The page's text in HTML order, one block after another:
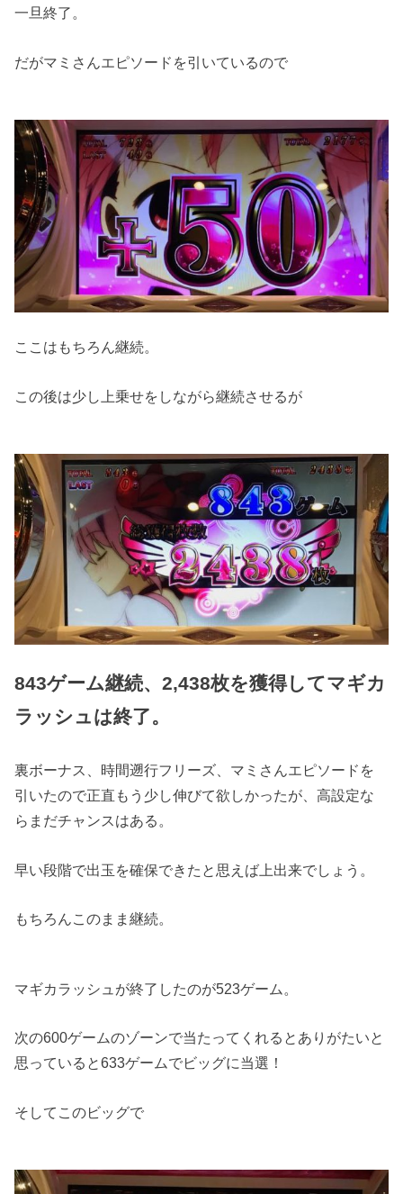
一旦終了。
だがマミさんエピソードを引いているので
ここはもちろん継続。
この後は少し上乗せをしながら継続させるが
843ゲーム継続、2,438枚を獲得してマギカ
ラッシュは終了。
裏ボーナス、時間遡行フリーズ、マミさんエピソードを
引いたので正直もう少し伸びて欲しかったが、高設定な
らまだチャンスはある。
早い段階で出玉を確保できたと思えば上出来でしょう。
もちろんこのまま継続。
マギカラッシュが終了したのが523ゲーム。
次の600ゲームのゾーンで当たってくれるとありがたいと
思っていると633ゲームでビッグに当選！
そしてこのビッグで